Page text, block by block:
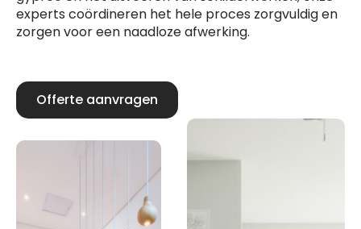
experts coördineren het hele proces zorgvuldig en
zorgen voor een naadloze afwerking.
Offerte aanvragen